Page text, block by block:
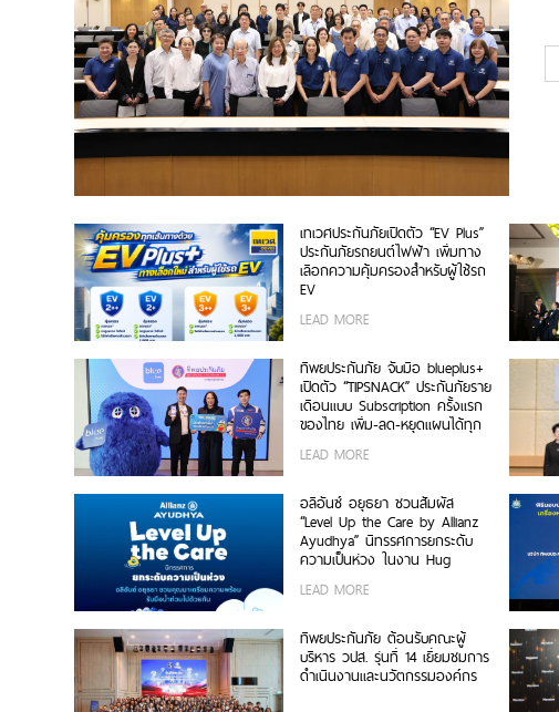
เทเวศประกันภัยเปิดตัว “EV Plus”
ประกันภัยรถยนต์ไฟฟ้า เพิ่มทาง
เลือกความคุ้มครองสำหรับผู้ใช้รถ
EV
LEAD MORE
ทิพยประกันภัย จับมือ blueplus+
เปิดตัว “TIPSNACK” ประกันภัยราย
เดือนแบบ Subscription ครั้งแรก
ของไทย เพิ่ม-ลด-หยุดแผนได้ทุก
LEAD MORE
อลิอันซ์ อยุธยา ชวนสัมผัส
“Level Up the Care by Allianz
Ayudhya” นิทรรศการยกระดับ
ความเป็นห่วง ในงาน Hug
LEAD MORE
ทิพยประกันภัย ต้อนรับคณะผู้
บริหาร วปส. รุ่นที่ 14 เยี่ยมชมการ
ดำเนินงานและนวัตกรรมองค์กร